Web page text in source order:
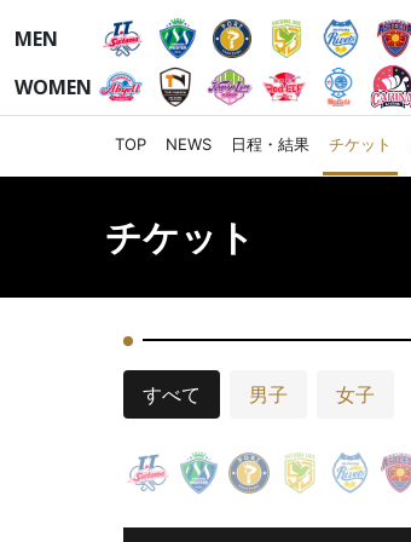
MEN
WOMEN
TOP NEWS 日程・結果 チケット
チケット
すべて 男子 女子